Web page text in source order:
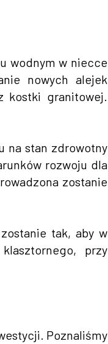
wodnym w niecce
nowych alejek
kostki granitowej.
na stan zdrowotny
rozwoju dla
zostanie
tak, aby w
przy
Poznaliśmy